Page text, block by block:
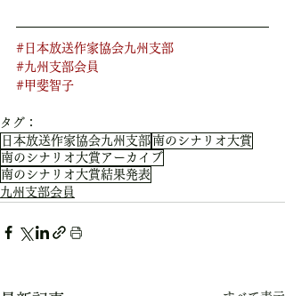
#日本放送作家協会九州支部
#九州支部会員
#甲斐智子
タグ：
日本放送作家協会九州支部 南のシナリオ大賞
南のシナリオ大賞アーカイブ
南のシナリオ大賞結果発表
九州支部会員